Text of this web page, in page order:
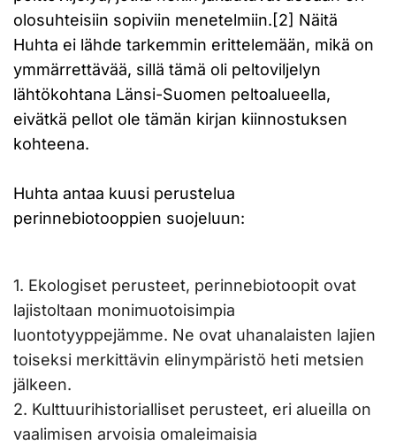
olosuhteisiin sopiviin menetelmiin.[2] Näitä
Huhta ei lähde tarkemmin erittelemään, mikä on
ymmärrettävää, sillä tämä oli peltoviljelyn
lähtökohtana Länsi-Suomen peltoalueella,
eivätkä pellot ole tämän kirjan kiinnostuksen
kohteena.
Huhta antaa kuusi perustelua
perinnebiotooppien suojeluun:
1. Ekologiset perusteet, perinnebiotoopit ovat
lajistoltaan monimuotoisimpia
luontotyyppejämme. Ne ovat uhanalaisten lajien
toiseksi merkittävin elinympäristö heti metsien
jälkeen.
2. Kulttuurihistorialliset perusteet, eri alueilla on
vaalimisen arvoisia omaleimaisia